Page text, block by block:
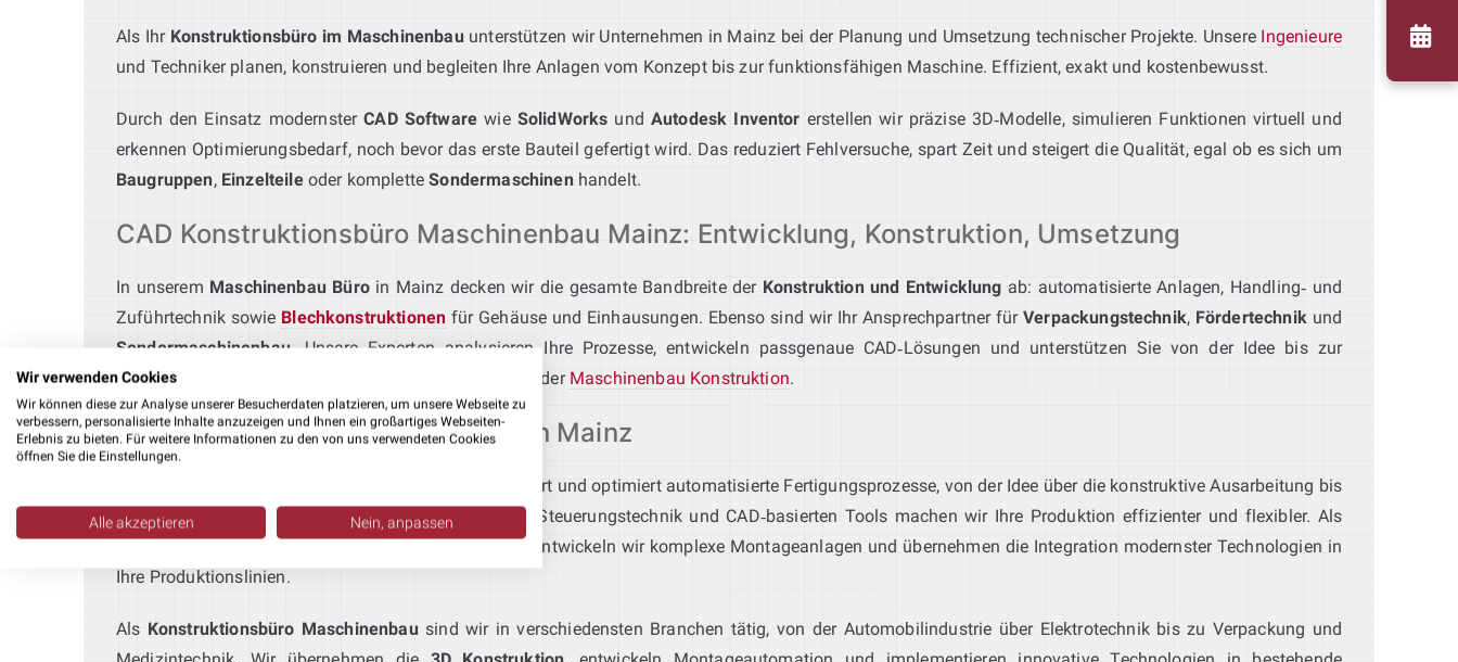
Als Ihr Konstruktionsbüro im Maschinenbauunterstützen wir Unternehmen in Mainz bei der Planung und Umsetzung technischer Projekte. Unsere Ingenieure
und Techniker planen, konstruieren und begleiten Ihre Anlagen vom Konzept bis zur funktionsfähigen Maschine. Effizient, exakt und kostenbewusst.
Durch den Einsatz modernsterCAD Software wie SolidWorks und Autodesk Inventor erstellen wir präzise 3D‑Modelle, simulieren Funktionen virtuell und
erkennen Optimierungsbedarf, noch bevor das erste Bauteil gefertigt wird. Das reduziert Fehlversuche, spart Zeit und steigert die Qualität, egal ob es sich um
Baugruppen, Einzelteileoder kompletteSondermaschinen handelt.
CAD Konstruktionsbüro Maschinenbau Mainz: Entwicklung, Konstruktion, Umsetzung
In unserem Maschinenbau Büroin Mainz decken wir die gesamte Bandbreite der Konstruktion und Entwicklung ab: automatisierte Anlagen, Handling‑ und
Zuführtechnik sowie Blechkonstruktionen für Gehäuse und Einhausungen. Ebenso sind wir Ihr Ansprechpartner fürVerpackungstechnik, Fördertechnikund
Sondermaschinenbau. Unsere Experten analysieren Ihre Prozesse, entwickeln passgenaue CAD‑Lösungen und unterstützen Sie von der Idee bis zur
Umsetzung. Mehr zu unseren Leistungen finden Sie in der Maschinenbau Konstruktion.
Ingenieurbüro Montageautomation Mainz
konzipiert und optimiert automatisierte Fertigungsprozesse, von der Idee über die konstruktive Ausarbeitung bis
zur Integration in bestehende Systeme. Mit Robotik, Steuerungstechnik und CAD‑basierten Tools machen wir Ihre Produktion effizienter und flexibler. Als
erfahrenesKonstruktionsbüro Maschinenbau Mainz
entwickeln wir komplexe Montageanlagen und übernehmen die Integration modernster Technologien in
Ihre Produktionslinien.
Als Konstruktionsbüro Maschinenbausind wir in verschiedensten Branchen tätig, von der Automobilindustrie über Elektrotechnik bis zu Verpackung und
Wir verwenden Cookies
Wir können diese zur Analyse unserer Besucherdaten platzieren, um unsere Webseite zu
verbessern, personalisierte Inhalte anzuzeigen und Ihnen ein großartiges Webseiten-
Erlebnis zu bieten. Für weitere Informationen zu den von uns verwendeten Cookies
öffnen Sie die Einstellungen.
Alle akzeptieren Nein, anpassen